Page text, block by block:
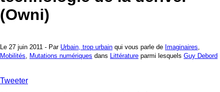
(Owni)
Le 27 juin 2011 - Par Urbain, trop urbain qui vous parle de Imaginaires
Mobilités
Mutations numériques dans Littérature parmi lesquels Guy Debord
Tweeter